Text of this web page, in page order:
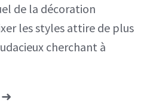
conseils
de la décoration
les styles attire de plus
cherchant à